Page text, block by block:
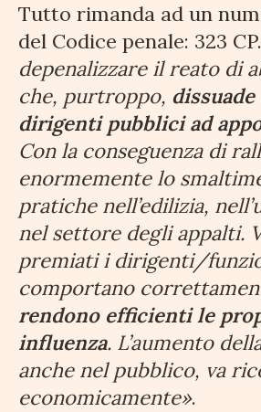
Tutto rimanda ad un
del Codice penale: 323 CP.
depenalizzare il reato di
che, purtroppo,
dirigenti pubblici ad
Con la conseguenza di
enormemente lo
pratiche nell’edilizia,
nel settore degli appalti.
premiati i dirigenti/
comportano
rendono efficienti le
influenza. L’aumento
anche nel pubblico, va
economicamente».